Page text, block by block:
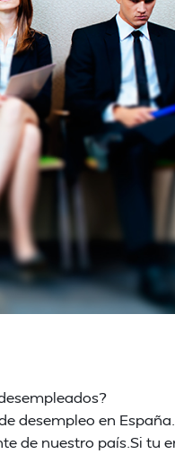
desempleo en
de nuestro país.Si tu